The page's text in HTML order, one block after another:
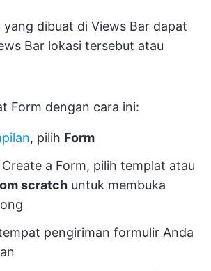
yang dibuat di Views Bar dapat
Bar lokasi tersebut atau
Form dengan cara ini:
, pilih Form
a Form, pilih templat atau
scratch untuk membuka
pengiriman formulir Anda